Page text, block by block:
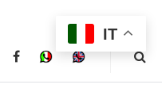
FACEBOOK
WHATSAPPWHATSAPP
IT